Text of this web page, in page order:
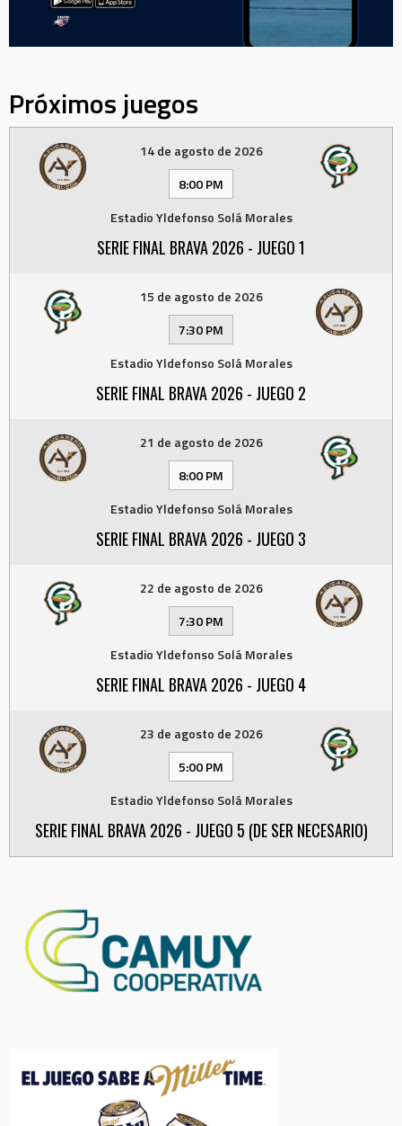
Próximos juegos
14 de agosto de 2026
8:00 PM
Estadio Yldefonso Solá Morales
SERIE FINAL BRAVA 2026 - JUEGO 1
15 de agosto de 2026
7:30 PM
Estadio Yldefonso Solá Morales
SERIE FINAL BRAVA 2026 - JUEGO 2
21 de agosto de 2026
8:00 PM
Estadio Yldefonso Solá Morales
SERIE FINAL BRAVA 2026 - JUEGO 3
22 de agosto de 2026
7:30 PM
Estadio Yldefonso Solá Morales
SERIE FINAL BRAVA 2026 - JUEGO 4
23 de agosto de 2026
5:00 PM
Estadio Yldefonso Solá Morales
SERIE FINAL BRAVA 2026 - JUEGO 5 (DE SER NECESARIO)